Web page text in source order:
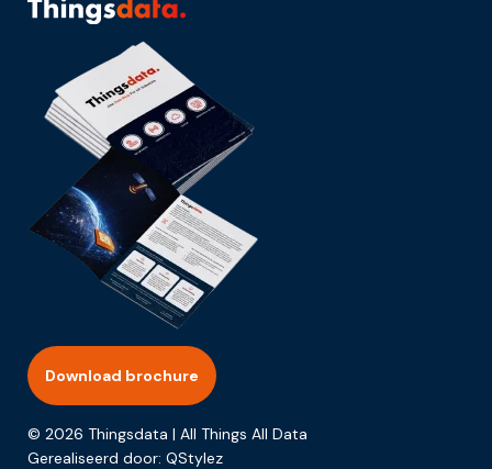
Download brochure
© 2026 Thingsdata | All Things All Data
Gerealiseerd door: QStylez